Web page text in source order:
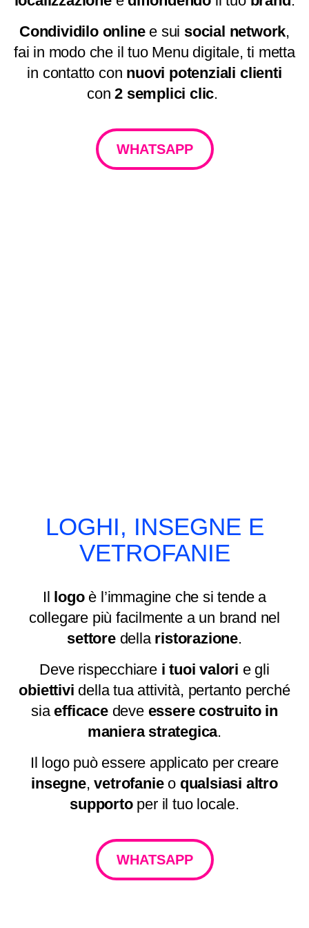
Condividilo onlinee sui social network,
fai in modo che il tuo Menu digitale, ti metta
in contatto con nuovi potenziali clienti
con2 semplici clic.
WHATSAPP
LOGHI, INSEGNE E
VETROFANIE
Il logoè l’immagine che si tende a
collegare più facilmente a un brand nel
settoredella ristorazione.
Deve rispecchiare i tuoi valori e gli
obiettivi della tua attività, pertanto perché
siaefficacedeve essere costruito in
maniera strategica.
Il logo può essere applicato per creare
insegne,vetrofanieo qualsiasi altro
supportoper il tuo locale.
WHATSAPP